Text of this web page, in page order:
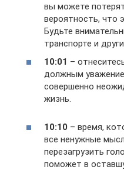
вы можете
вероятность, что
Будьте
транспорте и
10:01 –
должным
совершенно
жизнь.
10:10 – время,
все ненужные
перезагрузить
поможет в